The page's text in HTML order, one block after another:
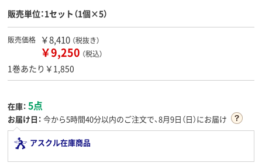
販売単位：1セット（1個×5）
販売価格 ￥8,410 （税抜き）
￥9,250 （税込）
1巻あたり￥1,850
在庫： 5点
お届け日： 今から5時間40分以内のご注文で、8月9日（日）にお届け
アスクル在庫商品